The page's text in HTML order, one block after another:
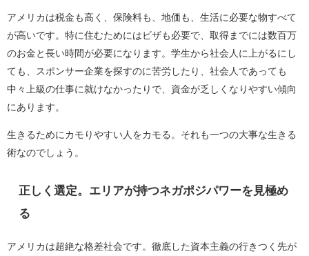
アメリカは税金も高く、保険料も、地価も、生活に必要な物すべて
が高いです。特に住むためにはビザも必要で、取得までには数百万
のお金と長い時間が必要になります。学生から社会人に上がるにし
ても、スポンサー企業を探すのに苦労したり、社会人であっても
中々上級の仕事に就けなかったりで、資金が乏しくなりやすい傾向
にあります。
生きるためにカモりやすい人をカモる。それも一つの大事な生きる
術なのでしょう。
正しく選定。エリアが持つネガポジパワーを見極め
る
アメリカは超絶な格差社会です。徹底した資本主義の行きつく先が